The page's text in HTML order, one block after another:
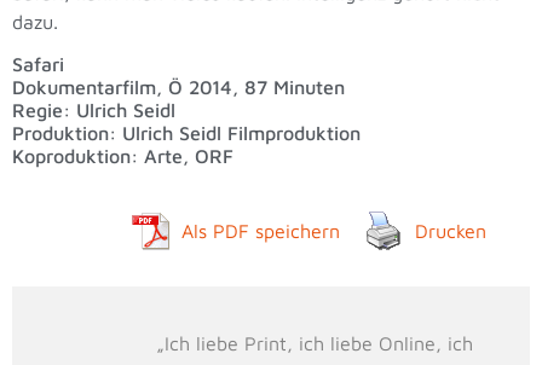
dazu.
Safari
Dokumentarfilm, Ö 2014, 87 Minuten
Regie: Ulrich Seidl
Produktion: Ulrich Seidl Filmproduktion
Koproduktion: Arte, ORF
Als PDF speichern Drucken
„Ich liebe Print, ich liebe Online, ich